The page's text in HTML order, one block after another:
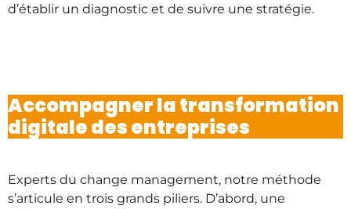
d’établir un diagnostic et de suivre une stratégie.
Accompagner la transformation
digitale des entreprises
Experts du change management, notre méthode
s’articule en trois grands piliers. D’abord, une